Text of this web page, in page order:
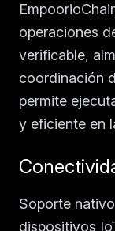
operaciones
verificable,
coordinación
permite
y eficiente en
Soporte
dispositivos